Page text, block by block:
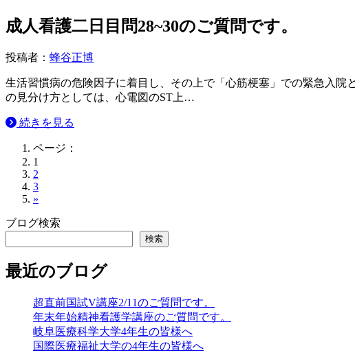
成人看護二日目問28~30のご質問です。
投稿者： 蜂谷正博
生活習慣病の危険因子に着目し、その上で「心筋梗塞」での緊急入
の見分け方としては、心電図のST上…
続きを見る
ページ：
1
2
3
»
ブログ検索
検索
最近のブログ
超直前国試V講座2/11のご質問です。
年末年始精神看護学講座のご質問です。
岐阜医療科学大学4年生の皆様へ
国際医療福祉大学の4年生の皆様へ